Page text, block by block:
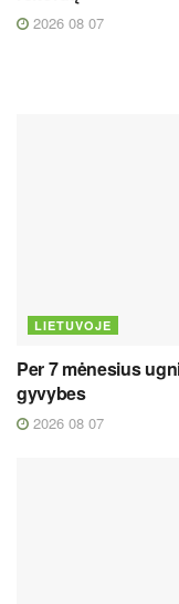
2026 08 07
LIETUVOJE
Per 7 mėnesius
gyvybes
2026 08 07